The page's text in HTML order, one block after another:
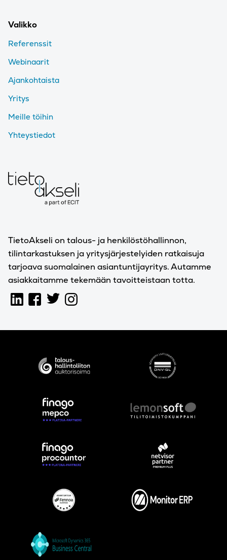
TietoAkseli on talous- ja henkilöstöhallinnon,
tilintarkastuksen ja yritysjärjestelyiden ratkaisuja
tarjoava suomalainen asiantuntijayritys. Autamme
asiakkaitamme tekemään tavoitteistaan totta.
Valikko
Referenssit
Webinaarit
Ajankohtaista
Yritys
Meille töihin
Yhteystiedot